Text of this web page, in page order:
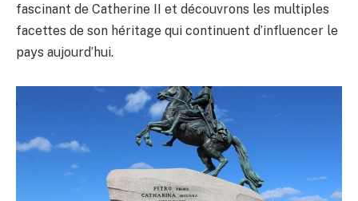
fascinant de Catherine II et découvrons les multiples
facettes de son héritage qui continuent d’influencer le
pays aujourd’hui.